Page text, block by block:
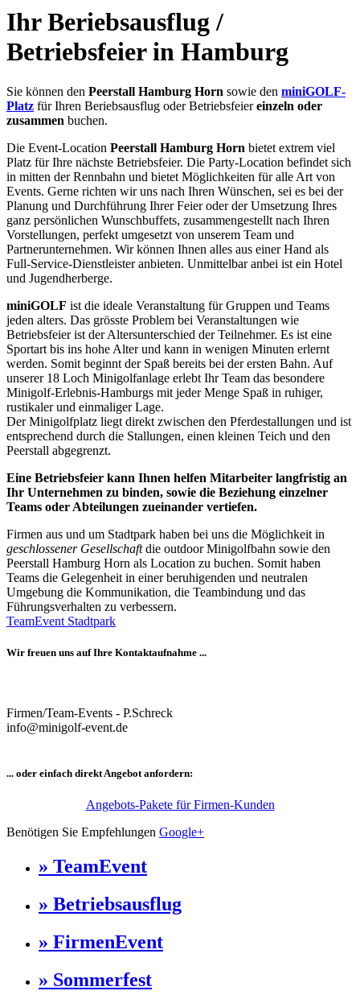
Ihr Beriebsausflug /
Betriebsfeier in Hamburg
Sie können den Peerstall Hamburg Horn sowie den miniGOLF-
Platz für Ihren Beriebsausflug oder Betriebsfeiereinzeln oder
zusammen buchen.
Die Event-Location Peerstall Hamburg Horn bietet extrem viel
Platz für Ihre nächste Betriebsfeier. Die Party-Location befindet sich
in mitten der Rennbahn und bietet Möglichkeiten für alle Art von
Events. Gerne richten wir uns nach Ihren Wünschen, sei es bei der
Planung und Durchführung Ihrer Feier oder der Umsetzung Ihres
ganz persönlichen Wunschbuffets, zusammengestellt nach Ihren
Vorstellungen, perfekt umgesetzt von unserem Team und
Partnerunternehmen. Wir können Ihnen alles aus einer Hand als
Full-Service-Dienstleister anbieten. Unmittelbar anbei ist ein Hotel
und Jugendherberge.
miniGOLF ist die ideale Veranstaltung für Gruppen und Teams
jeden alters. Das grösste Problem bei Veranstaltungen wie
Betriebsfeier ist der Altersunterschied der Teilnehmer. Es ist eine
Sportart bis ins hohe Alter und kann in wenigen Minuten erlernt
werden. Somit beginnt der Spaß bereits bei der ersten Bahn. Auf
unserer 18 Loch Minigolfanlage erlebt Ihr Team das besondere
Minigolf-Erlebnis-Hamburgs mit jeder Menge Spaß in ruhiger,
rustikaler und einmaliger Lage.
Der Minigolfplatz liegt direkt zwischen den Pferdestallungen und ist
entsprechend durch die Stallungen, einen kleinen Teich und den
Peerstall abgegrenzt.
Eine Betriebsfeier kann Ihnen helfen Mitarbeiter langfristig an
Ihr Unternehmen zu binden, sowie die Beziehung einzelner
Teams oder Abteilungen zueinander vertiefen.
Firmen aus und um Stadtpark haben bei uns die Möglichkeit in
geschlossener Gesellschaftdie outdoor Minigolfbahn sowie den
Peerstall Hamburg Horn als Location zu buchen. Somit haben
Teams die Gelegenheit in einer beruhigenden und neutralen
Umgebung die Kommunikation, die Teambindung und das
Führungsverhalten zu verbessern.
TeamEvent Stadtpark
Wir freuen uns auf Ihre Kontaktaufnahme ...
Firmen/Team-Events - P.Schreck
info@minigolf-event.de
... oder einfach direkt Angebot anfordern:
Angebots-Pakete für Firmen-Kunden
Benötigen Sie Empfehlungen Google+
» TeamEvent
» Betriebsausflug
» FirmenEvent
» Sommerfest